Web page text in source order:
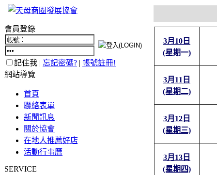
會員登錄
記住我 | 忘記密碼? | 帳號註冊!
網站導覽
首頁
聯絡表單
新聞訊息
關於協會
在地人推薦好店
活動行事曆
SERVICE
3月10日
(星期一)
3月11日
(星期二)
3月12日
(星期三)
3月13日
(星期四)